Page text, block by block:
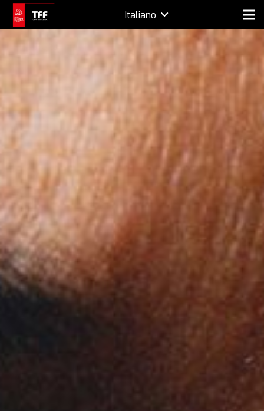
Italiano